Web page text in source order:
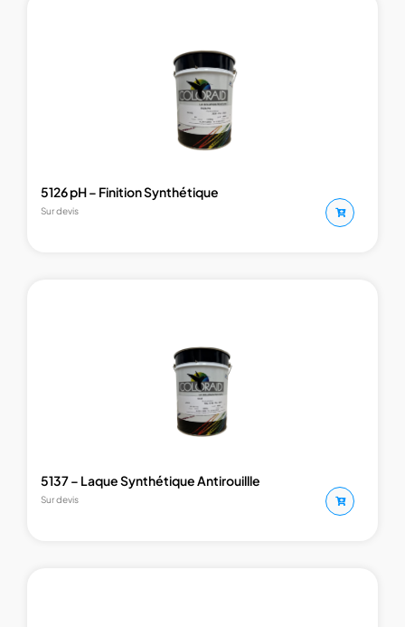
5126 pH – Finition Synthétique
Sur devis
5137 – Laque Synthétique Antirouillle
Sur devis